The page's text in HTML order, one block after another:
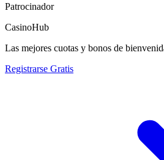
Patrocinador
CasinoHub
Las mejores cuotas y bonos de
Registrarse Gratis